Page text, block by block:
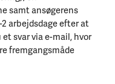
samt ansøgerens
2 arbejdsdage efter at
svar via e-mail, hvor
fremgangsmåde